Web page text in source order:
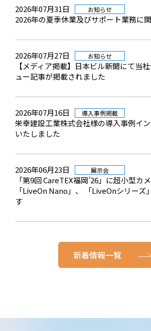
2026年07月31日 お知らせ
2026年の夏季休業及びサポート業務に
2026年07月27日 お知らせ
【メディア掲載】日本ビル新聞にて当
ュー記事が掲載されました
2026年07月16日 導入事例掲載
栄幸建設工業株式会社様の導入事例イ
いたしました
2026年06月23日 展示会
「第9回 CareTEX福岡’26」に超小型カ
「LiveOn Nano」、 「LiveOnシリーズ
す
新着情報一覧